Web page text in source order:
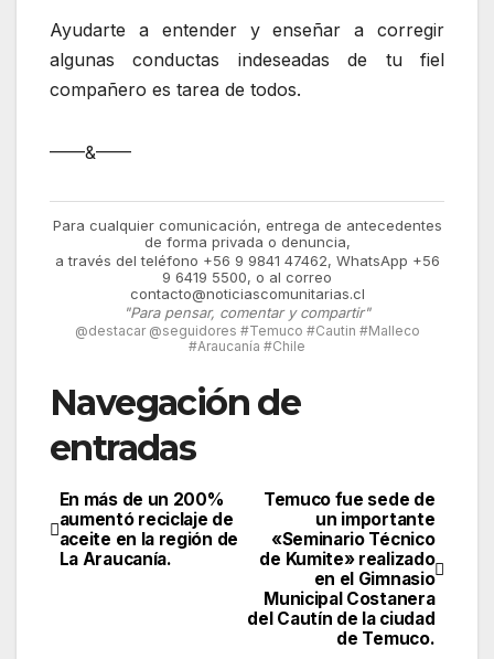
Ayudarte a entender y enseñar a corregir
algunas conductas indeseadas de tu fiel
compañero es tarea de todos.
——&——
Para cualquier comunicación, entrega de antecedentes
de forma privada o denuncia,
a través del teléfono +56 9 9841 47462, WhatsApp +56
9 6419 5500, o al correo
contacto@noticiascomunitarias.cl
"Para pensar, comentar y compartir"
@destacar @seguidores #Temuco #Cautin #Malleco
#Araucanía #Chile
Navegación de
entradas
Temuco fue sede de
un importante
«Seminario Técnico
de Kumite» realizado
en el Gimnasio
Municipal Costanera
del Cautín de la ciudad
de Temuco.
En más de un 200%
aumentó reciclaje de
aceite en la región de
La Araucanía.